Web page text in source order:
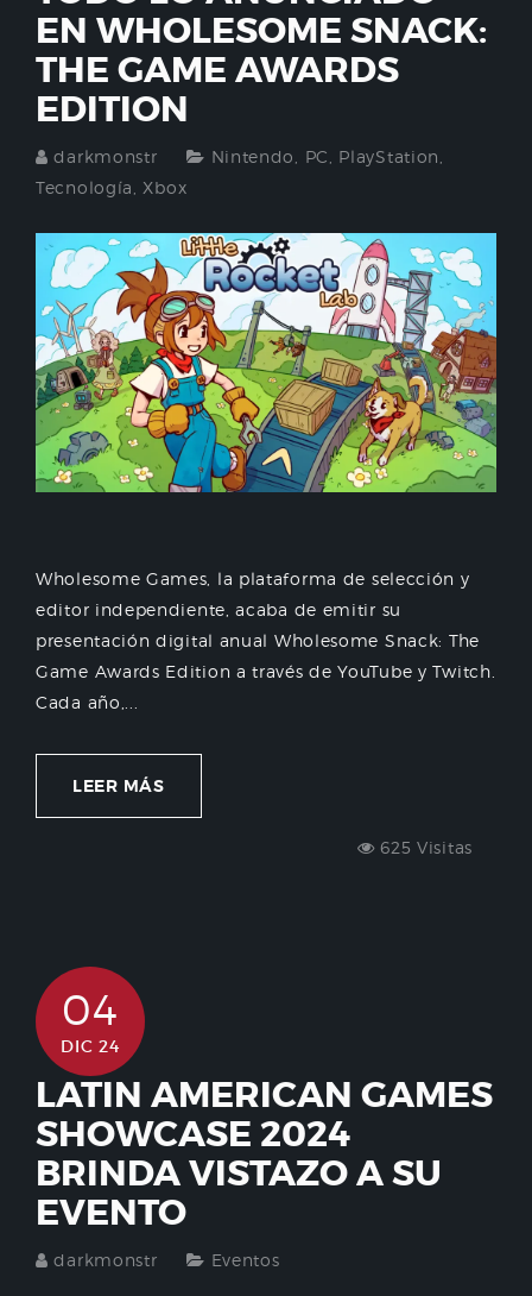
EN WHOLESOME SNACK:
THE GAME AWARDS
EDITION
darkmonstr Nintendo PC PlayStation
Tecnología
Xbox
Wholesome Games, la plataforma de selección y
editor independiente, acaba de emitir su
presentación digital anual Wholesome Snack: The
Game Awards Edition a través de YouTube y Twitch.
Cada año,...
LEER MÁS
625 Visitas
04
DIC 24
LATIN AMERICAN GAMES
SHOWCASE 2024
BRINDA VISTAZO A SU
EVENTO
darkmonstr Eventos